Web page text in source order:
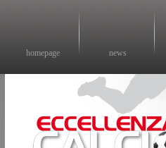
homepage news